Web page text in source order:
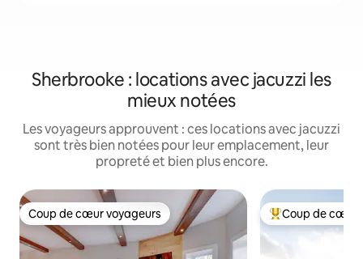
Sherbrooke : locations avec jacuzzi les
mieux notées
Les voyageurs approuvent : ces locations avec jacuzzi
sont très bien notées pour leur emplacement, leur
propreté et bien plus encore.
Coup de cœur voyageurs
Coup de cœur voyageurs Coups de cœur
Coup de cœur